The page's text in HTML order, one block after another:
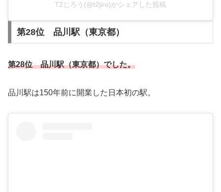
T2じろう(@t2jiro)がシェアした投稿
第28位 品川駅（東京都）
第28位 品川駅（東京都）でした。
品川駅は150年前に開業した日本初の駅。